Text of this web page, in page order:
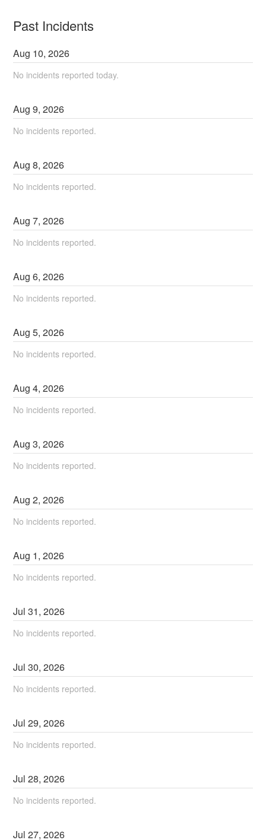
Past Incidents
Aug 10,2026
No incidents reported today.
Aug9,2026
No incidents reported.
Aug8,2026
No incidents reported.
Aug7,2026
No incidents reported.
Aug6,2026
No incidents reported.
Aug5,2026
No incidents reported.
Aug4,2026
No incidents reported.
Aug3,2026
No incidents reported.
Aug2,2026
No incidents reported.
Aug 1,2026
No incidents reported.
Jul31,2026
No incidents reported.
Jul30,2026
No incidents reported.
Jul29,2026
No incidents reported.
Jul28,2026
No incidents reported.
Jul27,2026